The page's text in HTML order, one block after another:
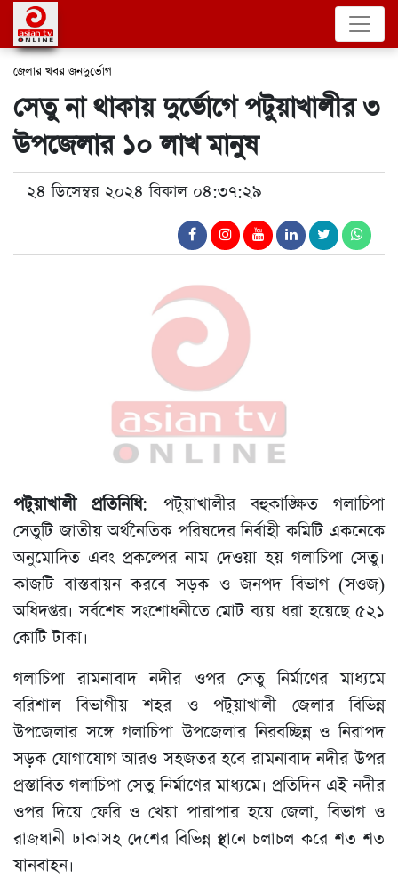
জেলার খবর জনদুর্ভোগ
সেতু না থাকায় দুর্ভোগে পটুয়াখালীর ৩
উপজেলার ১০ লাখ মানুষ
২৪ ডিসেম্বর ২০২৪ বিকাল ০৪:৩৭:২৯
পটুয়াখালী প্রতিনিধি: পটুয়াখালীর বহুকাঙ্ক্ষিত গলাচিপা
সেতুটি জাতীয় অর্থনৈতিক পরিষদের নির্বাহী কমিটি একনেকে
অনুমোদিত এবং প্রকল্পের নাম দেওয়া হয় গলাচিপা সেতু।
কাজটি বাস্তবায়ন করবে সড়ক ও জনপদ বিভাগ (সওজ)
অধিদপ্তর। সর্বশেষ সংশোধনীতে মোট ব্যয় ধরা হয়েছে ৫২১
কোটি টাকা।
গলাচিপা রামনাবাদ নদীর ওপর সেতু নির্মাণের মাধ্যমে
বরিশাল বিভাগীয় শহর ও পটুয়াখালী জেলার বিভিন্ন
উপজেলার সঙ্গে গলাচিপা উপজেলার নিরবচ্ছিন্ন ও নিরাপদ
সড়ক যোগাযোগ আরও সহজতর হবে রামনাবাদ নদীর উপর
প্রস্তাবিত গলাচিপা সেতু নির্মাণের মাধ্যমে। প্রতিদিন এই নদীর
ওপর দিয়ে ফেরি ও খেয়া পারাপার হয়ে জেলা, বিভাগ ও
রাজধানী ঢাকাসহ দেশের বিভিন্ন স্থানে চলাচল করে শত শত
যানবাহন।